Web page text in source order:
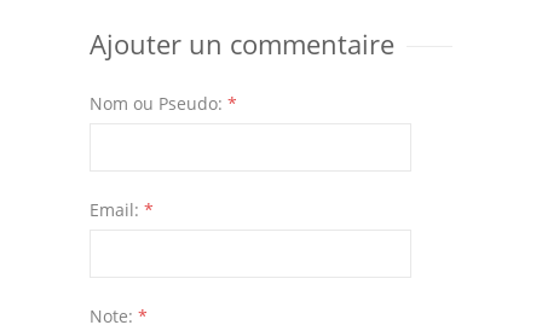
Ajouter un commentaire
Nom ou Pseudo: *
Email: *
Note: *